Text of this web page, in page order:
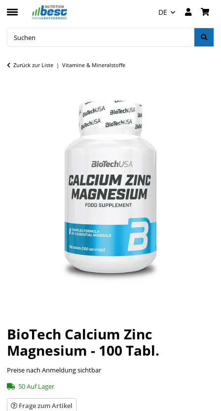
DE
Zurück zur Liste Vitamine & Mineralstoffe
BioTech Calcium Zinc
Magnesium - 100 Tabl.
Preise nach Anmeldung sichtbar
50 Auf Lager
Frage zum Artikel